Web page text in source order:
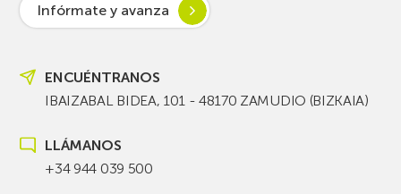
Infórmate y avanza
ENCUÉNTRANOS
IBAIZABAL BIDEA, 101 - 48170 ZAMUDIO (BIZKAIA)
LLÁMANOS
+34 944 039 500